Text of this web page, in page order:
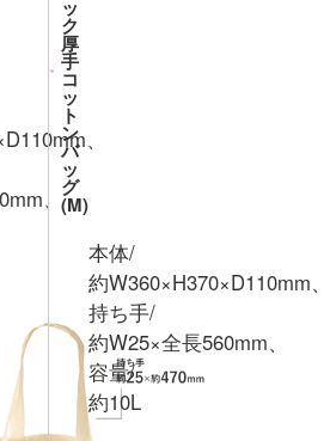
、
、
ッ
ク
厚
手
コ
ッ
ト
ン
バ
ッ
グ
(M)
オーガニック厚手コット
サイズと内容量
本体/
約W360×H370×D110mm
持ち手/
約W25×全長560mm、
容量/
約10L
商品サイズの画像